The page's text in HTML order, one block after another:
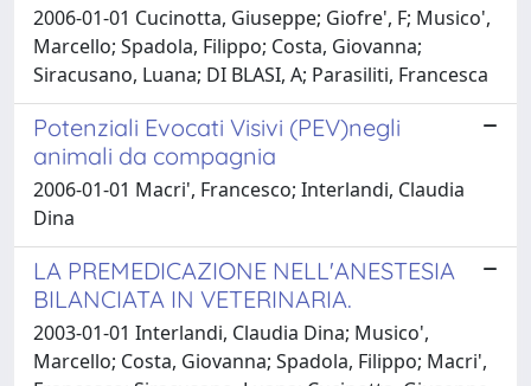
2006-01-01 Cucinotta, Giuseppe; Giofre', F; Musico',
Marcello; Spadola, Filippo; Costa, Giovanna;
Siracusano, Luana; DI BLASI, A; Parasiliti, Francesca
Potenziali Evocati Visivi (PEV)negli
animali da compagnia
2006-01-01 Macri', Francesco; Interlandi, Claudia
Dina
LA PREMEDICAZIONE NELL'ANESTESIA
BILANCIATA IN VETERINARIA.
2003-01-01 Interlandi, Claudia Dina; Musico',
Marcello; Costa, Giovanna; Spadola, Filippo; Macri',